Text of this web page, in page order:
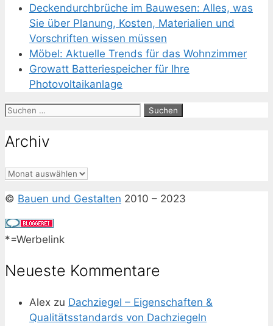
Deckendurchbrüche im Bauwesen: Alles, was
Sie über Planung, Kosten, Materialien und
Vorschriften wissen müssen
Möbel: Aktuelle Trends für das Wohnzimmer
Growatt Batteriespeicher für Ihre
Photovoltaikanlage
Suchen
Archiv
Archiv
© Bauen und Gestalten 2010 – 2023
*=Werbelink
Neueste Kommentare
Alex zu Dachziegel – Eigenschaften &
Qualitätsstandards von Dachziegeln